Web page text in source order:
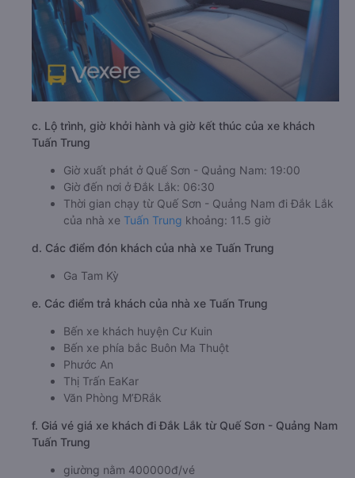
c. Lộ trình, giờ khởi hành và giờ kết thúc của xe khách
Tuấn Trung
Giờ xuất phát ở Quế Sơn - Quảng Nam: 19:00
Giờ đến nơi ở Đắk Lắk: 06:30
Thời gian chạy từ Quế Sơn - Quảng Nam đi Đắk Lắk
của nhà xe Tuấn Trung khoảng: 11.5 giờ
d. Các điểm đón khách của nhà xe Tuấn Trung
Ga Tam Kỳ
e. Các điểm trả khách của nhà xe Tuấn Trung
Bến xe khách huyện Cư Kuin
Bến xe phía bắc Buôn Ma Thuột
Phước An
Thị Trấn EaKar
Văn Phòng M’ĐRắk
f. Giá vé giá xe khách đi Đắk Lắk từ Quế Sơn - Quảng Nam
Tuấn Trung
giường nằm 400000đ/vé